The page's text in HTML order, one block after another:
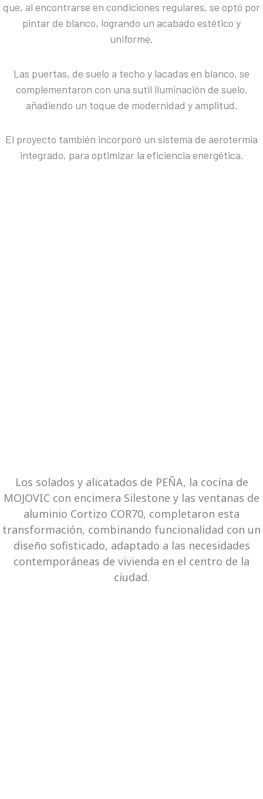
que, al encontrarse en condiciones regulares, se optó por
pintar de blanco, logrando un acabado estético y
uniforme.
Las puertas, de suelo a techo y lacadas en blanco, se
complementaron con una sutil iluminación de suelo,
añadiendo un toque de modernidad y amplitud.
El proyecto también incorporó un sistema de aerotermia
integrado, para optimizar la eficiencia energética.
Los solados y alicatados de PEÑA, la cocina de
MOJOVIC con encimera Silestone y las ventanas de
aluminio Cortizo COR70, completaron esta
transformación, combinando funcionalidad con un
diseño sofisticado, adaptado a las necesidades
contemporáneas de vivienda en el centro de la
ciudad.